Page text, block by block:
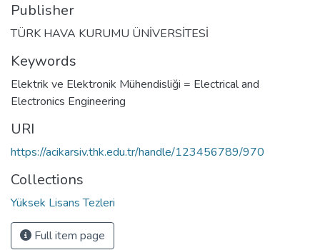
Publisher
TÜRK HAVA KURUMU ÜNİVERSİTESİ
Keywords
Elektrik ve Elektronik Mühendisliği = Electrical and
Electronics Engineering
URI
https://acikarsiv.thk.edu.tr/handle/123456789/970
Collections
Yüksek Lisans Tezleri
Full item page